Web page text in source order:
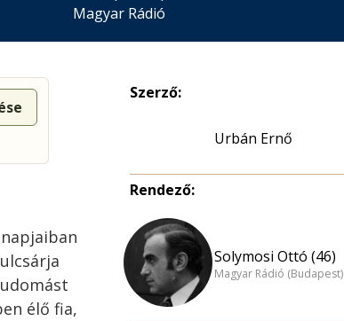
Magyar Rádió
élő fia,
Szerző:
Urbán Ernő
Rendező:
Solymosi Ottó (46)
Magyar Rádió (Budapest)